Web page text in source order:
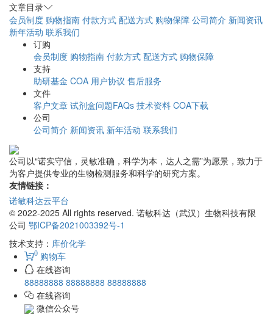
文章目录
会员制度 购物指南 付款方式 配送方式 购物保障 公司简介 新闻资讯
新年活动 联系我们
订购
会员制度 购物指南 付款方式 配送方式 购物保障
支持
助研基金 COA 用户协议 售后服务
文件
客户文章 试剂盒问题FAQs 技术资料 COA下载
公司
公司简介 新闻资讯 新年活动 联系我们
公司以“诺实守信，灵敏准确，科学为本，达人之需”为愿景，致力于
为客户提供专业的生物检测服务和科学的研究方案。
友情链接：
诺敏科达云平台
© 2022-2025 All rights reserved. 诺敏科达（武汉）生物科技有限
公司 鄂ICP备2021003392号-1
技术支持： 库价化学
0 购物车
在线咨询
88888888 88888888 88888888
在线咨询
微信公众号